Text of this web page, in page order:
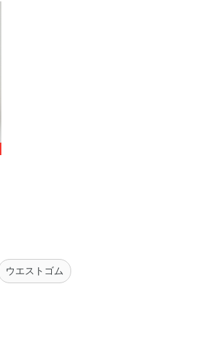
ウエストゴム